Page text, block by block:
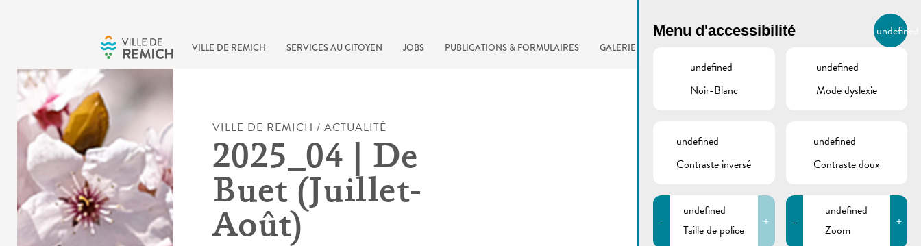
VILLE DE REMICH SERVICES AU CITOYEN JOBS PUBLICATIONS & FORMULAIRES GALERIE FR
BIERGER.REMICH.LU
VILLE DE REMICH / ACTUALITÉ
2025_04 | De
Buet (Juillet-
Août)
Menu d'accessibilité undefined
undefined
Noir-Blanc
undefined
Mode dyslexie
undefined
Contraste inversé
undefined
Contraste doux
-
undefined
Taille de police
+ -
undefined
Zoom
+